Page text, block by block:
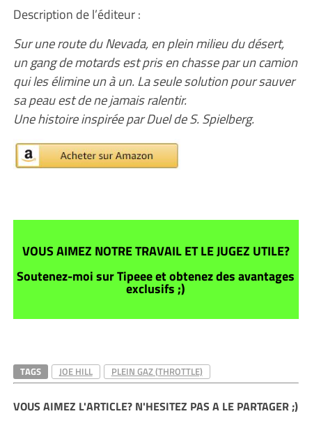
Description de l’éditeur :
Sur une route du Nevada, en plein milieu du désert,
un gang de motards est pris en chasse par un camion
qui les élimine un à un. La seule solution pour sauver
sa peau est de ne jamais ralentir.
Une histoire inspirée par Duel de S. Spielberg.
VOUS AIMEZ NOTRE TRAVAIL ET LE JUGEZ UTILE?
Soutenez-moi sur Tipeee et obtenez des avantages
exclusifs ;)
TAGS JOE HILL PLEIN GAZ (THROTTLE)
VOUS AIMEZ L'ARTICLE? N'HESITEZ PAS A LE PARTAGER ;)